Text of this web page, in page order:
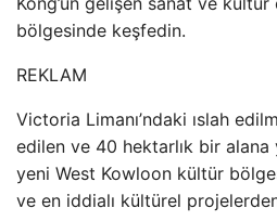
bölgesinde keşfedin.
REKLAM
Victoria Limanı’ndaki ıslah
edilen ve 40 hektarlık bir alana
yeni West Kowloon kültür
ve en iddialı kültürel